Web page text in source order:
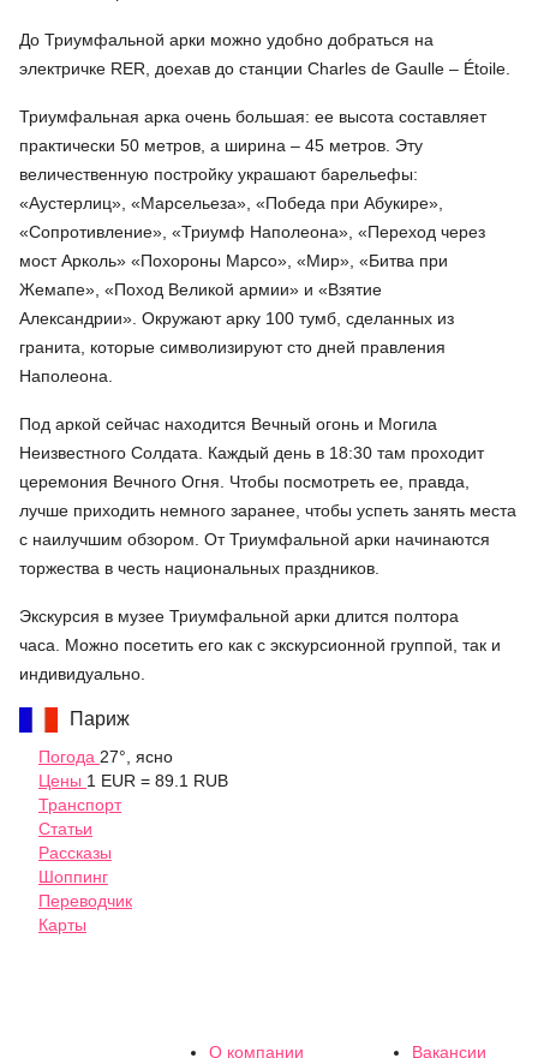
До Триумфальной арки можно удобно добраться на
электричке RER, доехав до станции Charles de Gaulle – Étoile.
Триумфальная арка очень большая: ее высота составляет
практически 50 метров, а ширина – 45 метров. Эту
величественную постройку украшают барельефы:
«Аустерлиц», «Марсельеза», «Победа при Абукире»,
«Сопротивление», «Триумф Наполеона», «Переход через
мост Арколь» «Похороны Марсо», «Мир», «Битва при
Жемапе», «Поход Великой армии» и «Взятие
Александрии». Окружают арку 100 тумб, сделанных из
гранита, которые символизируют сто дней правления
Наполеона.
Под аркой сейчас находится Вечный огонь и Могила
Неизвестного Солдата. Каждый день в 18:30 там проходит
церемония Вечного Огня. Чтобы посмотреть ее, правда,
лучше приходить немного заранее, чтобы успеть занять места
с наилучшим обзором. От Триумфальной арки начинаются
торжества в честь национальных праздников.
Экскурсия в музее Триумфальной арки длится полтора
часа. Можно посетить его как с экскурсионной группой, так и
индивидуально.
Париж
Погода 27°, ясно
Цены 1 EUR = 89.1 RUB
Транспорт
Статьи
Рассказы
Шоппинг
Переводчик
Карты
О компании Вакансии